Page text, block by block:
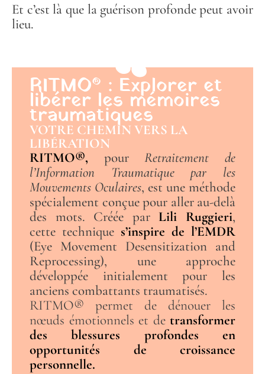
Et c’est là que la guérison profonde peut avoir
lieu.
RITMO® : Explorer et
libérer les mémoires
traumatiques
VOTRE CHEMIN VERS LA
LIBÉRATION
RITMO®, pourRetraitement de
l’Information Traumatique par les
Mouvements Oculaires, est une méthode
spécialement conçue pour aller au-delà
des mots. Créée parLili Ruggieri,
cette technique s’inspire de l’EMDR
(Eye Movement Desensitization and
Reprocessing), une approche
développée initialement pour les
anciens combattants traumatisés.
RITMO® permet de dénouer les
nœuds émotionnels et de transformer
des blessures profondes en
opportunités de croissance
personnelle.